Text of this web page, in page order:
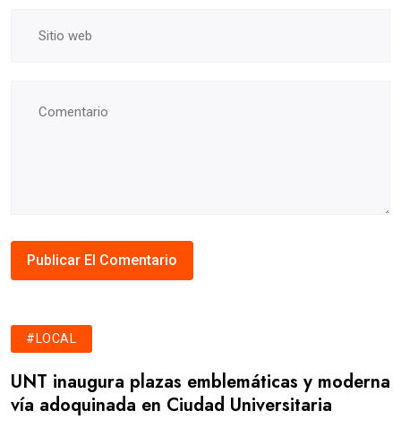
#LOCAL
UNT inaugura plazas emblemáticas y moderna
vía adoquinada en Ciudad Universitaria